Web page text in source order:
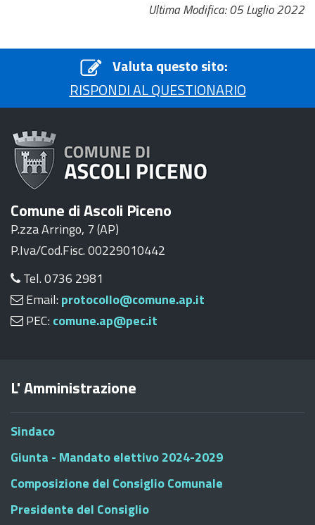
Ultima Modifica: 05 Luglio 2022
Valuta questo sito:
RISPONDI AL QUESTIONARIO
Comune di Ascoli Piceno
P.zza Arringo, 7 (AP)
P.Iva/Cod.Fisc. 00229010442
Tel. 0736 2981
Email: protocollo@comune.ap.it
PEC: comune.ap@pec.it
L' Amministrazione
Sindaco
Giunta - Mandato elettivo 2024-2029
Composizione del Consiglio Comunale
Presidente del Consiglio